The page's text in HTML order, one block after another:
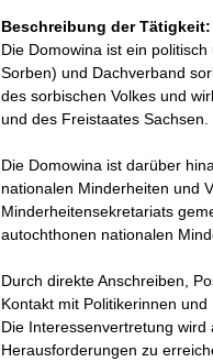
Beschreibung der Tätigkeit:
Die Domowina ist ein
Sorben) und Dachverband
des sorbischen Volkes und
und des Freistaates Sachsen.
Die Domowina ist darüber
nationalen Minderheiten und
Minderheitensekretariats
autochthonen nationalen
Durch direkte Anschreiben,
Kontakt mit Politikerinnen
Die Interessenvertretung
Herausforderungen zu